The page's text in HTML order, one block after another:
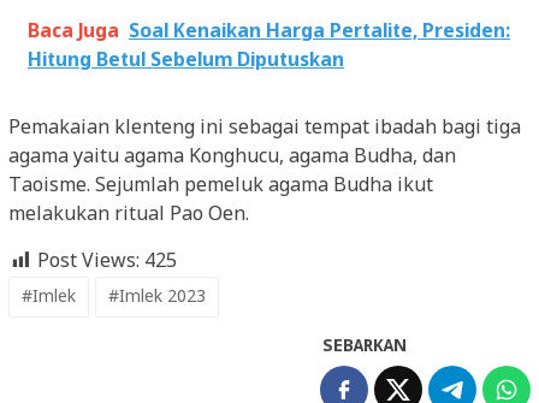
Baca Juga Soal Kenaikan Harga Pertalite, Presiden:
Hitung Betul Sebelum Diputuskan
Pemakaian klenteng ini sebagai tempat ibadah bagi tiga
agama yaitu agama Konghucu, agama Budha, dan
Taoisme. Sejumlah pemeluk agama Budha ikut
melakukan ritual Pao Oen.
Post Views: 425
#Imlek #Imlek 2023
SEBARKAN